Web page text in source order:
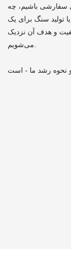
سفارشی باشیم، چه
تولید سنگ برای یک
و هدف آن نزدیک
می‌شویم.